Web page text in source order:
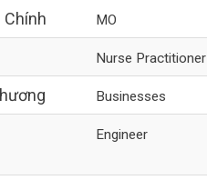
Chính MO
Nurse Practitioner
Businesses
Engineer